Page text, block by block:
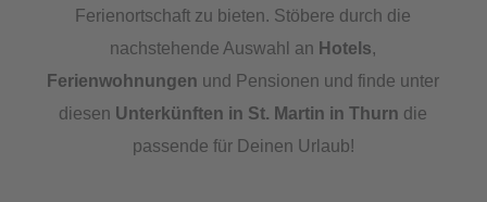
Ferienortschaft zu bieten. Stöbere durch die
nachstehende Auswahl an Hotels,
Ferienwohnungen und Pensionen und finde unter
diesen Unterkünften in St. Martin in Thurn die
passende für Deinen Urlaub!